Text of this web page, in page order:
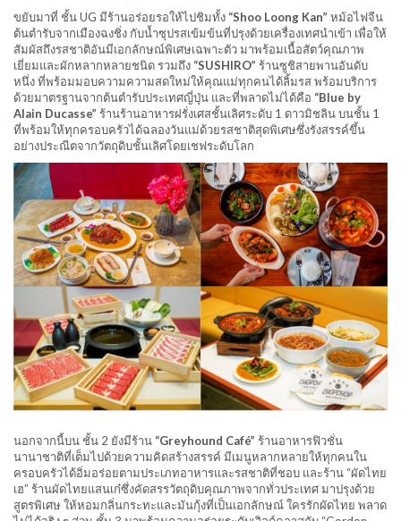
ขยับมาที่ ชั้น UG มีร้านอร่อยรอให้ไปชิมทั้ง “Shoo Loong Kan” หม้อไฟจีน
ต้นตำรับจากเมืองฉงชิ่ง กับน้ำซุปรสเข้มข้นที่ปรุงด้วยเครื่องเทศนำเข้า เพื่อให้
สัมผัสถึงรสชาติอันมีเอกลักษณ์พิเศษเฉพาะตัว มาพร้อมเนื้อสัตว์คุณภาพ
เยี่ยมและผักหลากหลายชนิด รวมถึง “SUSHIRO” ร้านซูชิสายพานอันดับ
หนึ่ง ที่พร้อมมอบความความสดใหม่ให้คุณแม่ทุกคนได้ลิ้มรส พร้อมบริการ
ด้วยมาตรฐานจากต้นตำรับประเทศญี่ปุ่น และที่พลาดไม่ได้คือ “Blue by
Alain Ducasse” ร้านร้านอาหารฝรั่งเศสชั้นเลิศระดับ 1 ดาวมิชลิน บนชั้น 1
ที่พร้อมให้ทุกครอบครัวได้ฉลองวันแม่ด้วยรสชาติสุดพิเศษซึ่งรังสรรค์ขึ้น
อย่างประณีตจากวัตถุดิบชั้นเลิศโดยเชฟระดับโลก
นอกจากนี้บน ชั้น 2 ยังมีร้าน “Greyhound Café” ร้านอาหารฟิวชั่น
นานาชาติที่เต็มไปด้วยความคิดสร้างสรรค์ มีเมนูหลากหลายให้ทุกคนใน
ครอบครัวได้อิ่มอร่อยตามประเภทอาหารและรสชาติที่ชอบ และร้าน “ผัดไทย
เฮ” ร้านผัดไทยแสนเก๋ซึ่งคัดสรรวัตถุดิบคุณภาพจากทั่วประเทศ มาปรุงด้วย
สูตรพิเศษ ให้หอมกลิ่นกระทะและมันกุ้งที่เป็นเอกลักษณ์ ใครรักผัดไทย พลาด